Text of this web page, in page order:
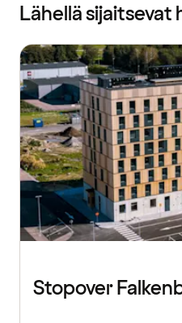
Lähellä sijaitsevat
Stopover